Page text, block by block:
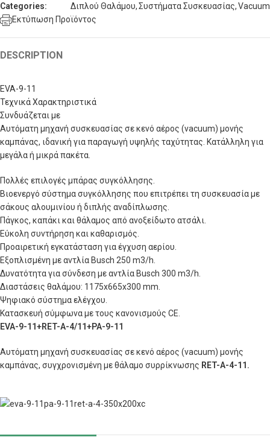
Categories: Διπλού Θαλάμου,Συστήματα Συσκευασίας,Vacuum
Εκτύπωση Προϊόντος
DESCRIPTION
EVA-9-11
Τεχνικά Χαρακτηριστικά
Συνδυάζεται με
Αυτόματη μηχανή συσκευασίας σε κενό αέρος (vacuum) μονής
καμπάνας, ιδανική για παραγωγή υψηλής ταχύτητας. Κατάλληλη για
μεγάλα ή μικρά πακέτα.
Πολλές επιλογές μπάρας συγκόλλησης.
Βιοενεργό σύστημα συγκόλλησης που επιτρέπει τη συσκευασία με
σάκους αλουμινίου ή διπλής αναδίπλωσης.
Πάγκος, καπάκι και θάλαμος από ανοξείδωτο ατσάλι.
Εύκολη συντήρηση και καθαρισμός.
Προαιρετική εγκατάσταση για έγχυση αερίου.
Εξοπλισμένη με αντλία Busch 250 m3/h.
Δυνατότητα για σύνδεση με αντλία Busch 300 m3/h.
Διαστάσεις θαλάμου: 1175x665x300 mm.
Ψηφιακό σύστημα ελέγχου.
Κατασκευή σύμφωνα με τους κανονισμούς CE.
EVA-9-11+RET-A-4/11+PA-9-11
Αυτόματη μηχανή συσκευασίας σε κενό αέρος (vacuum) μονής
καμπάνας, συγχρονισμένη με θάλαμο συρρίκνωσης RET-A-4-11 .